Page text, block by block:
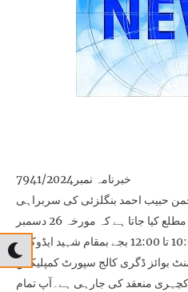
خبرنامہ نمبر7941/2024
چمن حبیب احمد بنگلزئی کی سربراہی
میں چمن کے معتبرین اور عوام کو مطلع کیا جاتا ہے کہ مورخہ 26 دسمبر
2024 بروز جمرات بوقت دن 10:00 تا 12:00 بجے بمقام شہید ایڈوکیٹ
بوائز ڈگری کالج سپورٹ کمپلیکس
منعقد کی جارہی ہے۔آپ تمام